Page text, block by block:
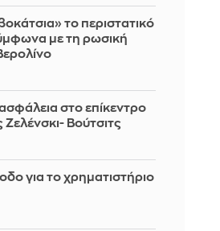
το περιστατικό
με τη ρωσική
στο επίκεντρο
Βούτσιτς
για το χρηματιστήριο